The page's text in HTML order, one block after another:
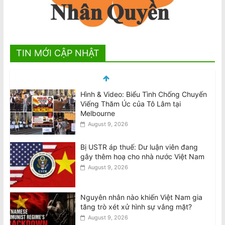
TIN MỚI CẬP NHẬT
Bị USTR áp thuế: Dư luận viên đang
gây thêm hoạ cho nhà nước Việt Nam
August 9, 2026
Nguyên nhân nào khiến Việt Nam gia
tăng trò xét xử hình sự vắng mặt?
August 9, 2026
Đại Hội Khoáng Đại trao đổi về những
khiếu nại liên quan đến cuộc Bầu cử
Ban Chấp Hành 2026-30